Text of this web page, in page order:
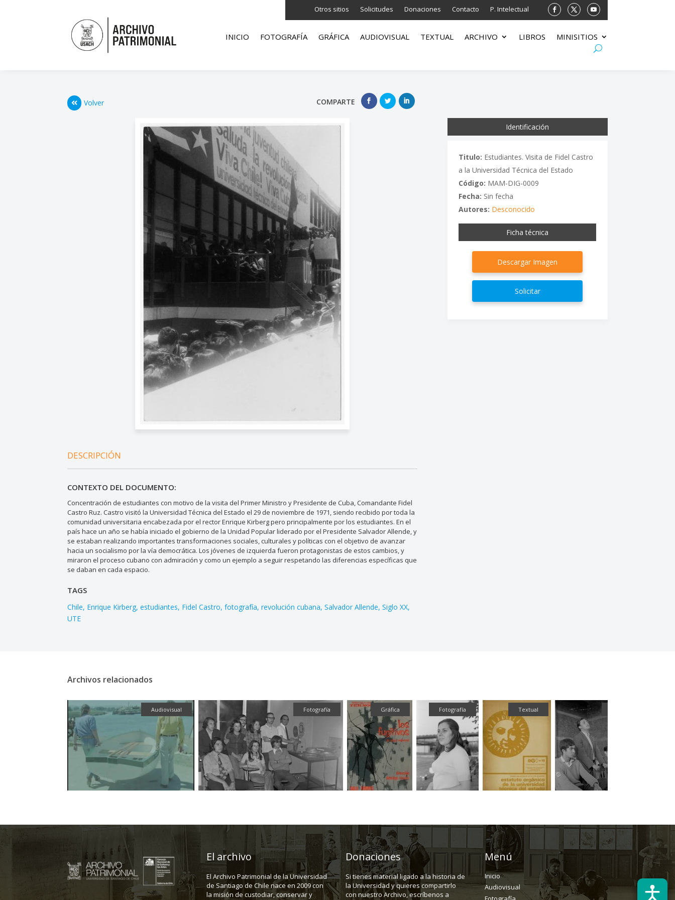
Otros sitios Solicitudes Donaciones Contacto P. Intelectual
INICIO FOTOGRAFÍA GRÁFICA AUDIOVISUAL TEXTUAL ARCHIVO LIBROS MINISITIOS
Volver COMPARTE
DESCRIPCIÓN
CONTEXTO DEL DOCUMENTO:
Concentración de estudiantes con motivo de la visita del Primer Ministro y Presidente de Cuba, Comandante Fidel
Castro Ruz. Castro visitó la Universidad Técnica del Estado el 29 de noviembre de 1971, siendo recibido por toda la
comunidad universitaria encabezada por el rector Enrique Kirberg pero principalmente por los estudiantes. En el
país hace un año se había iniciado el gobierno de la Unidad Popular liderado por el Presidente Salvador Allende, y
se estaban realizando importantes transformaciones sociales, culturales y políticas con el objetivo de avanzar
hacia un socialismo por la vía democrática. Los jóvenes de izquierda fueron protagonistas de estos cambios, y
miraron el proceso cubano con admiración y como un ejemplo a seguir respetando las diferencias específicas que
se daban en cada espacio.
TAGS
Chile Enrique Kirberg estudiantes Fidel Castro fotografía revolución cubana Salvador Allende Siglo XX
UTE
Identificación
Titulo: Estudiantes. Visita de Fidel Castro
a la Universidad Técnica del Estado
Código: MAM-DIG-0009
Fecha: Sin fecha
Autores: Desconocido
Ficha técnica
Descargar Imagen
Solicitar
Archivos relacionados
Fotografía Gráfica Fotografía Textual Fotografía Fotografía
El archivo
El Archivo Patrimonial de la Universidad
de Santiago de Chile nace en 2009 con
la misión de custodiar, conservar y
Donaciones
Si tienes material ligado a la historia de
la Universidad y quieres compartirlo
con nuestro Archivo, escríbenos a
Menú
Inicio
Audiovisual